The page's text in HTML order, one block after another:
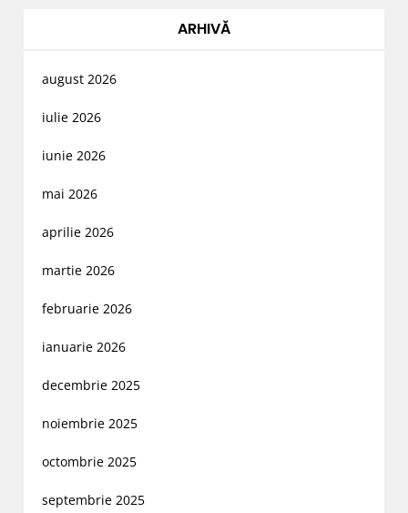
ARHIVĂ
august 2026
iulie 2026
iunie 2026
mai 2026
aprilie 2026
martie 2026
februarie 2026
ianuarie 2026
decembrie 2025
noiembrie 2025
octombrie 2025
septembrie 2025